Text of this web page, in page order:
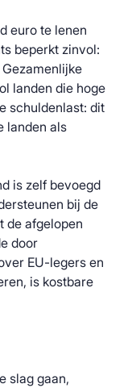
euro te lenen
beperkt zinvol:
landen die hoge
schuldenlast: dit
landen als
is zelf bevoegd
bij de
de afgelopen
door
EU-legers en
is kostbare
slag gaan,